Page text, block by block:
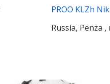
PROO KLZh
Russia, Penza